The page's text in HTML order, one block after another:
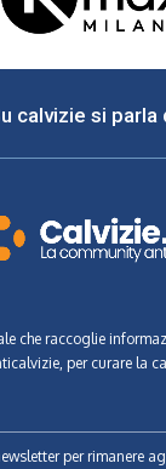
calvizie si parla
che raccoglie
per curare la
per rimanere